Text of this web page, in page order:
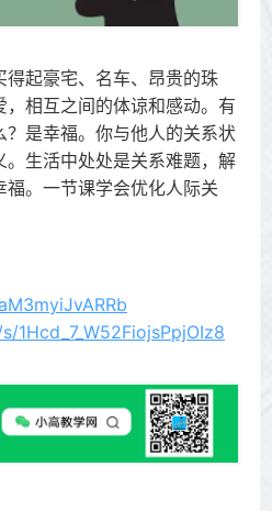
起豪宅、名车、昂贵的珠
相互之间的体谅和感动。有
是幸福。你与他人的关系状
。生活中处处是关系难题，解
。一节课学会优化人际关
1Hcd_7_W52FiojsPpjOIz8